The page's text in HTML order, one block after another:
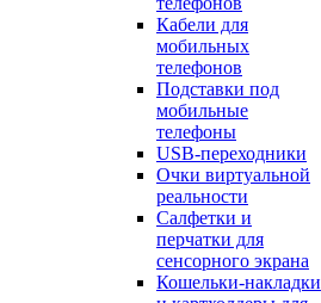
Кабели для
мобильных
телефонов
Подставки под
мобильные
телефоны
USB-переходники
Очки виртуальной
реальности
Салфетки и
перчатки для
сенсорного экрана
Кошельки-накладки